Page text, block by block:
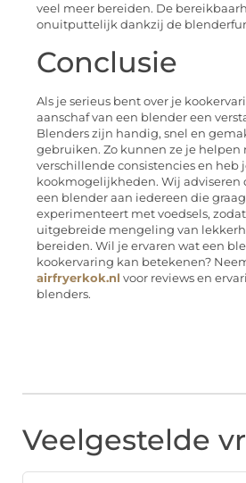
veel meer bereiden. De
onuitputtelijk dankzij de
Conclusie
Als je serieus bent over je
aanschaf van een blender een
Blenders zijn handig, snel en
gebruiken. Zo kunnen ze je helpen
verschillende consistencies en heb
kookmogelijkheden. Wij adviseren
een blender aan iedereen die
experimenteert met voedsels,
uitgebreide mengeling van
bereiden. Wil je ervaren wat een
kookervaring kan betekenen?
airfryerkok.nl voor reviews en
blenders.
Veelgestelde